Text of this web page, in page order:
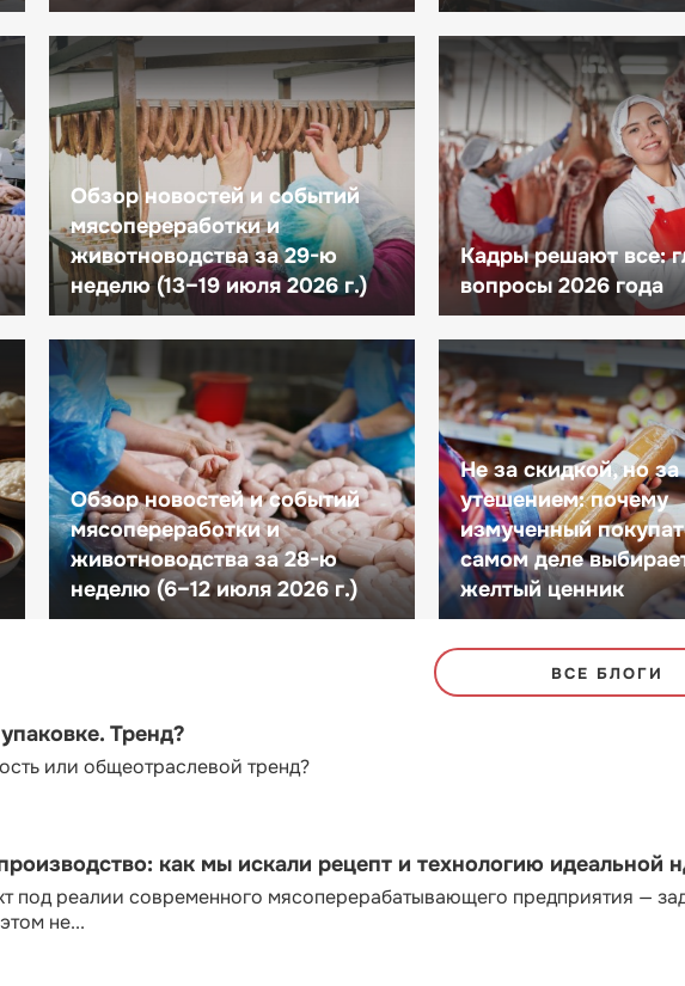
Обзор новостей и событий
мясопереработки и
животноводства за 29-ю
неделю (13–19 июля 2026 г.)
Кадры решают все:
вопросы 2026 года
Обзор новостей и событий
мясопереработки и
животноводства за 28-ю
неделю (6–12 июля 2026 г.)
Не за скидкой, но за
утешением: почему
измученный
самом деле
желтый ценник
ВСЕ БЛОГИ
Тренд?
или общеотраслевой тренд?
как мы искали рецепт и технологию идеальной
под реалии современного мясоперерабатывающего предприятия —
не...